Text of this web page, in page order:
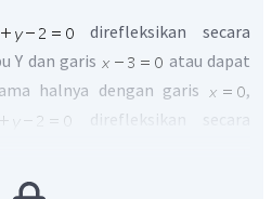
direfleksikan secara
Y dan garis
atau dapat
halnya dengan garis
,
direfleksikan secara